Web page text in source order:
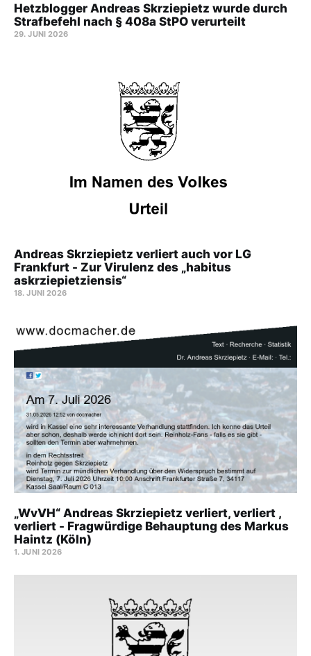
Hetzblogger Andreas Skrziepietz wurde durch
Strafbefehl nach § 408a StPO verurteilt
29. JUNI 2026
Andreas Skrziepietz verliert auch vor LG
Frankfurt - Zur Virulenz des „habitus
askrziepietziensis“
18. JUNI 2026
„WvVH“ Andreas Skrziepietz verliert, verliert ,
verliert - Fragwürdige Behauptung des Markus
Haintz (Köln)
1. JUNI 2026